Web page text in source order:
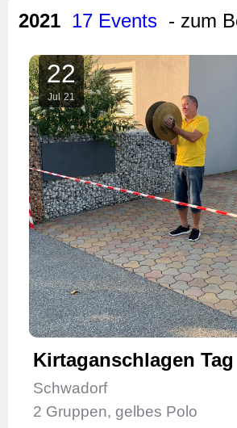
2021 17 Events - zum
22
Jul 21
Kirtaganschlagen Tag
Schwadorf
2 Gruppen, gelbes Polo